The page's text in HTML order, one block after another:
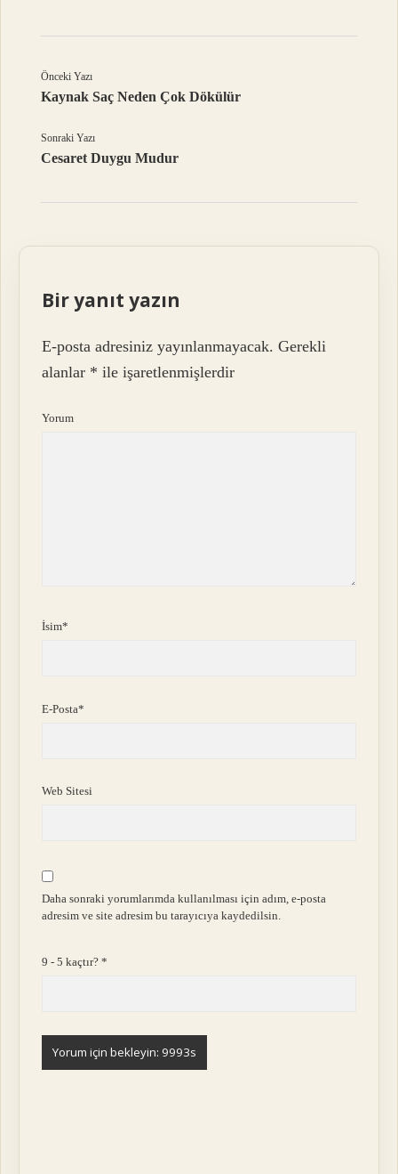
Önceki Yazı
Kaynak Saç Neden Çok Dökülür
Sonraki Yazı
Cesaret Duygu Mudur
Bir yanıt yazın
E-posta adresiniz yayınlanmayacak. Gerekli
alanlar * ile işaretlenmişlerdir
Yorum
İsim*
E-Posta*
Web Sitesi
Daha sonraki yorumlarımda kullanılması için adım, e-posta
adresim ve site adresim bu tarayıcıya kaydedilsin.
9 - 5 kaçtır?*